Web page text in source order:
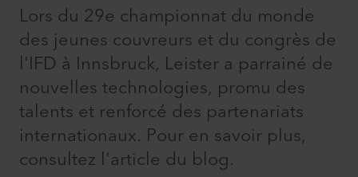
Lors du 29e championnat du monde
des jeunes couvreurs et du congrès de
l'IFD à Innsbruck, Leister a parrainé de
nouvelles technologies, promu des
talents et renforcé des partenariats
internationaux. Pour en savoir plus,
consultez l'article du blog.